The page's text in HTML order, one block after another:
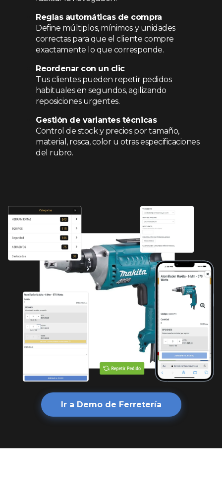
Reglas automáticas de compra
Define múltiplos, mínimos y unidades
correctas para que el cliente compre
exactamente lo que corresponde.
Reordenar con un clic
Tus clientes pueden repetir pedidos
habituales en segundos, agilizando
reposiciones urgentes.
Gestión de variantes técnicas
Control de stock y precios por tamaño,
material, rosca, color u otras especificaciones
del rubro.
Ir a Demo de Ferretería